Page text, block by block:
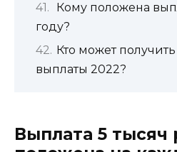
Кому положена
году?
Кто может
выплаты 2022?
Выплата 5 тысяч